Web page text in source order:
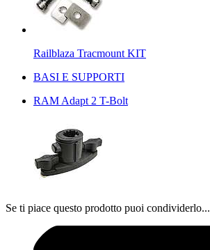
Railblaza Tracmount KIT
BASI E SUPPORTI
RAM Adapt 2 T-Bolt
Se ti piace questo prodotto puoi condividerlo...